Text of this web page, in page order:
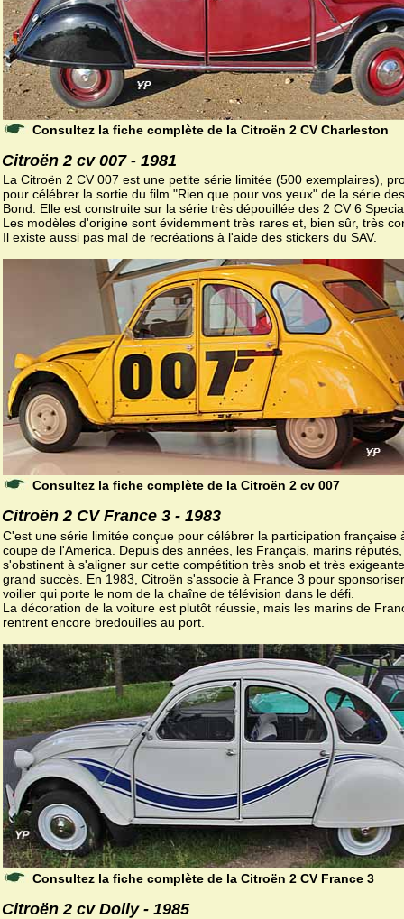
Consultez la fiche complète de la Citroën 2 CV Charleston
Citroën 2 cv 007 - 1981
La Citroën 2 CV 007 est une petite série limitée (500 exemplaires),
pour célébrer la sortie du film "Rien que pour vos yeux" de la série
Bond. Elle est construite sur la série très dépouillée des 2 CV 6
Les modèles d'origine sont évidemment très rares et, bien sûr, très
Il existe aussi pas mal de recréations à l'aide des stickers du SAV.
Consultez la fiche complète de la Citroën 2 cv 007
Citroën 2 CV France 3 - 1983
C'est une série limitée conçue pour célébrer la participation française
coupe de l'America. Depuis des années, les Français, marins réputés,
s'obstinent à s'aligner sur cette compétition très snob et très
grand succès. En 1983, Citroën s'associe à France 3 pour
voilier qui porte le nom de la chaîne de télévision dans le défi.
La décoration de la voiture est plutôt réussie, mais les marins de
rentrent encore bredouilles au port.
Consultez la fiche complète de la Citroën 2 CV France 3
Citroën 2 cv Dolly - 1985